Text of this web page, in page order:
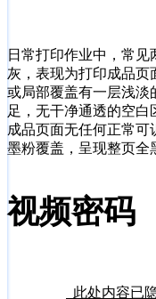
日常打印作业中，常
灰，表现为打印成品
或局部覆盖有一层浅淡
足，无干净通透的空
成品页面无任何正常
墨粉覆盖，呈现整页全
视频密码
此处内容已